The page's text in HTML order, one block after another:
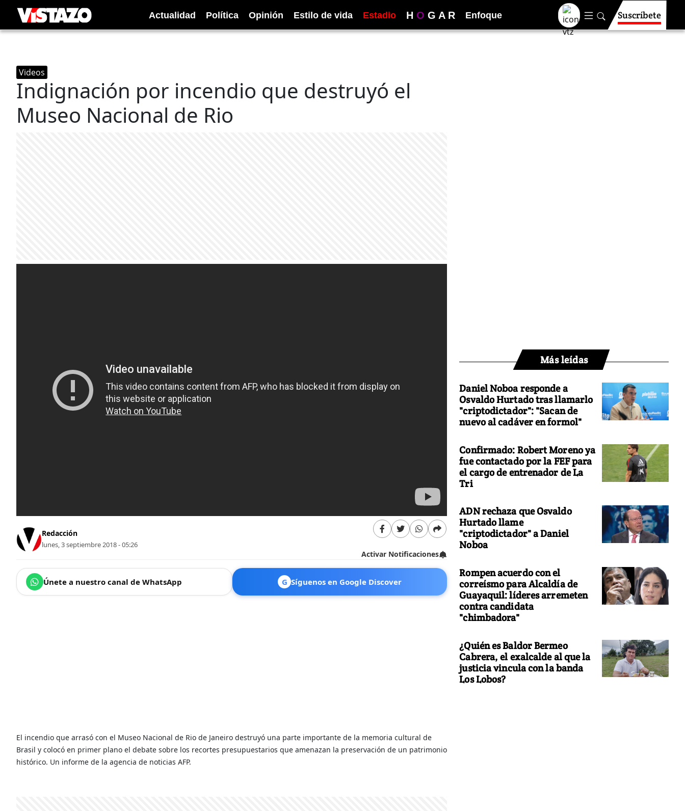
Actualidad Política Opinión Estilo de vida Estadio H O G A R Enfoque Suscríbete
Videos
Indignación por incendio que destruyó el
Museo Nacional de Rio
Redacción
lunes, 3 septiembre 2018 - 05:26
Activar Notificaciones
Únete a nuestro canal de WhatsApp G Síguenos en Google Discover
El incendio que arrasó con el Museo Nacional de Rio de Janeiro destruyó una parte importante de la memoria cultural de
Brasil y colocó en primer plano el debate sobre los recortes presupuestarios que amenazan la preservación de un patrimonio
histórico. Un informe de la agencia de noticias AFP.
Más leídas
Daniel Noboa responde a
Osvaldo Hurtado tras llamarlo
"criptodictador": "Sacan de
nuevo al cadáver en formol"
Confirmado: Robert Moreno ya
fue contactado por la FEF para
el cargo de entrenador de La
Tri
ADN rechaza que Osvaldo
Hurtado llame
"criptodictador" a Daniel
Noboa
Rompen acuerdo con el
correísmo para Alcaldía de
Guayaquil: líderes arremeten
contra candidata
"chimbadora"
¿Quién es Baldor Bermeo
Cabrera, el exalcalde al que la
justicia vincula con la banda
Los Lobos?